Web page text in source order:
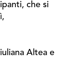
che si
Altea e